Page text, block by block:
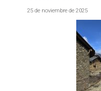
25 de noviembre de 2025